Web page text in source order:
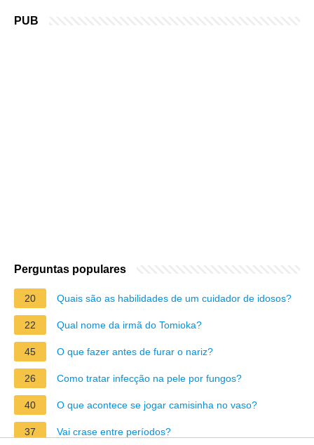
PUB
Perguntas populares
20 Quais são as habilidades de um cuidador de idosos?
22 Qual nome da irmã do Tomioka?
45 O que fazer antes de furar o nariz?
26 Como tratar infecção na pele por fungos?
40 O que acontece se jogar camisinha no vaso?
37 Vai crase entre períodos?